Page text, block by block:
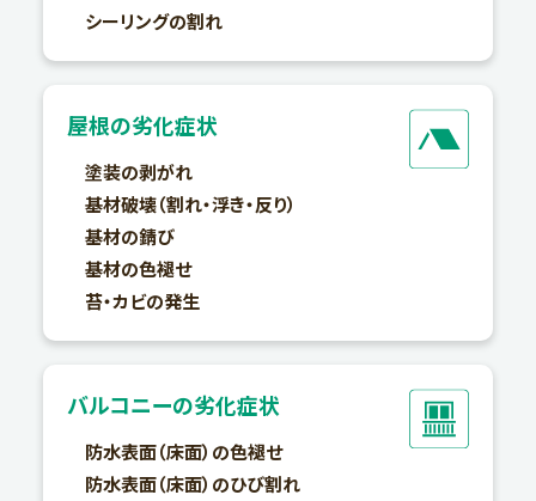
シーリングの割れ
屋根の劣化症状
塗装の剥がれ
基材破壊（割れ・浮き・反り）
基材の錆び
基材の色褪せ
苔・カビの発生
バルコニーの劣化症状
防水表面（床面）の色褪せ
防水表面（床面）のひび割れ